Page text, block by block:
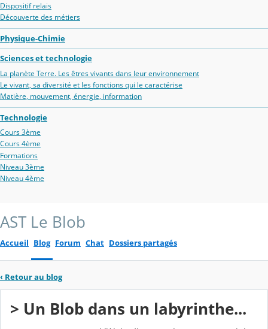
Dispositif relais
Découverte des métiers
Physique-Chimie
Sciences et technologie
La planète Terre. Les êtres vivants dans leur environnement
Le vivant, sa diversité et les fonctions qui le caractérise
Matière, mouvement, énergie, information
Technologie
Cours 3ème
Cours 4ème
Formations
Niveau 3ème
Niveau 4ème
AST Le Blob
Accueil Blog Forum Chat Dossiers partagés
‹ Retour au blog
> Un Blob dans un labyrinthe...